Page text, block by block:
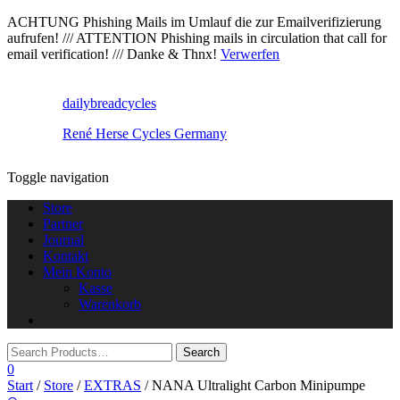
ACHTUNG Phishing Mails im Umlauf die zur Emailverifizierung
aufrufen! /// ATTENTION Phishing mails in circulation that call for
email verification! /// Danke & Thnx! Verwerfen
dailybreadcycles
René Herse Cycles Germany
Toggle navigation
Store
Partner
Journal
Kontakt
Mein Konto
Kasse
Warenkorb
0
Start / Store /EXTRAS / NANA Ultralight Carbon Minipumpe